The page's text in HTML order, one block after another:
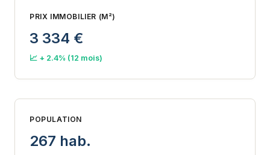
PRIX IMMOBILIER (M²)
3 334 €
📈 + 2.4% (12 mois)
POPULATION
267 hab.